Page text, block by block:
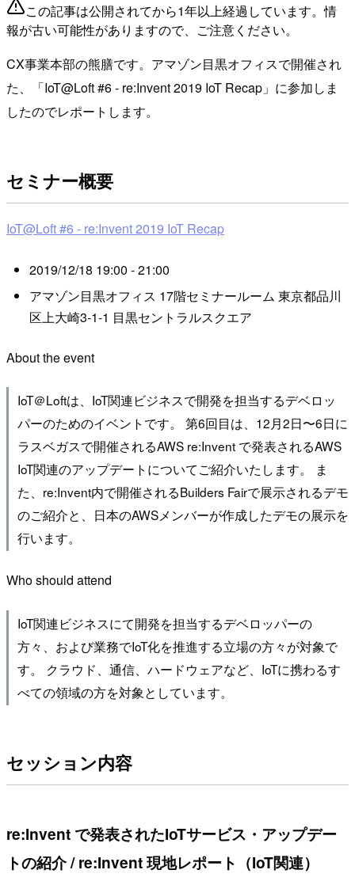
この記事は公開されてから1年以上経過しています。情
報が古い可能性がありますので、ご注意ください。
CX事業本部の熊膳です。アマゾン目黒オフィスで開催され
た、「IoT@Loft #6 - re:Invent 2019 IoT Recap」に参加しま
したのでレポートします。
セミナー概要
IoT@Loft #6 - re:Invent 2019 IoT Recap
2019/12/18 19:00 - 21:00
アマゾン目黒オフィス 17階セミナールーム 東京都品川
区上大崎3-1-1 目黒セントラルスクエア
About the event
IoT＠Loftは、IoT関連ビジネスで開発を担当するデベロッ
パーのためのイベントです。 第6回目は、12月2日〜6日に
ラスベガスで開催されるAWS re:Invent で発表されるAWS
IoT関連のアップデートについてご紹介いたします。 ま
た、re:Invent内で開催されるBuilders Fairで展示されるデモ
のご紹介と、日本のAWSメンバーが作成したデモの展示を
行います。
Who should attend
IoT関連ビジネスにて開発を担当するデベロッパーの
方々、および業務でIoT化を推進する立場の方々が対象で
す。 クラウド、通信、ハードウェアなど、IoTに携わるす
べての領域の方を対象としています。
セッション内容
re:Invent で発表されたIoTサービス・アップデー
トの紹介 / re:Invent 現地レポート（IoT関連）